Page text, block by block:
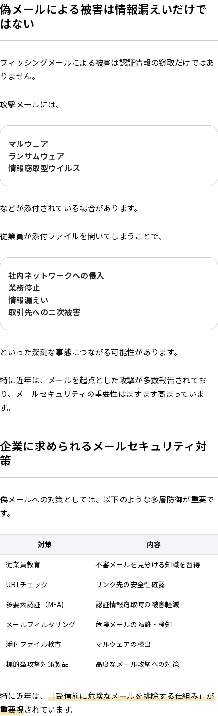
偽メールによる被害は情報漏えいだけで
はない
フィッシングメールによる被害は認証情報の窃取だけではあ
りません。
攻撃メールには、
マルウェア
ランサムウェア
情報窃取型ウイルス
などが添付されている場合があります。
従業員が添付ファイルを開いてしまうことで、
社内ネットワークへの侵入
業務停止
情報漏えい
取引先への二次被害
といった深刻な事態につながる可能性があります。
特に近年は、メールを起点とした攻撃が多数報告されてお
り、メールセキュリティの重要性はますます高まっていま
す。
企業に求められるメールセキュリティ対
策
偽メールへの対策としては、以下のような多層防御が重要で
す。
対策 内容
従業員教育 不審メールを見分ける知識を習得
URLチェック リンク先の安全性確認
多要素認証（MFA) 認証情報窃取時の被害軽減
メールフィルタリング 危険メールの隔離・検知
添付ファイル検査 マルウェアの検出
標的型攻撃対策製品 高度なメール攻撃への対策
特に近年は、 「受信前に危険なメールを排除する仕組み」が
重要視されています。